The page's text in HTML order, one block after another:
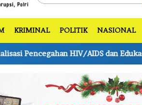
KRIMINAL POLITIK NASIONAL
Hak Prajurit